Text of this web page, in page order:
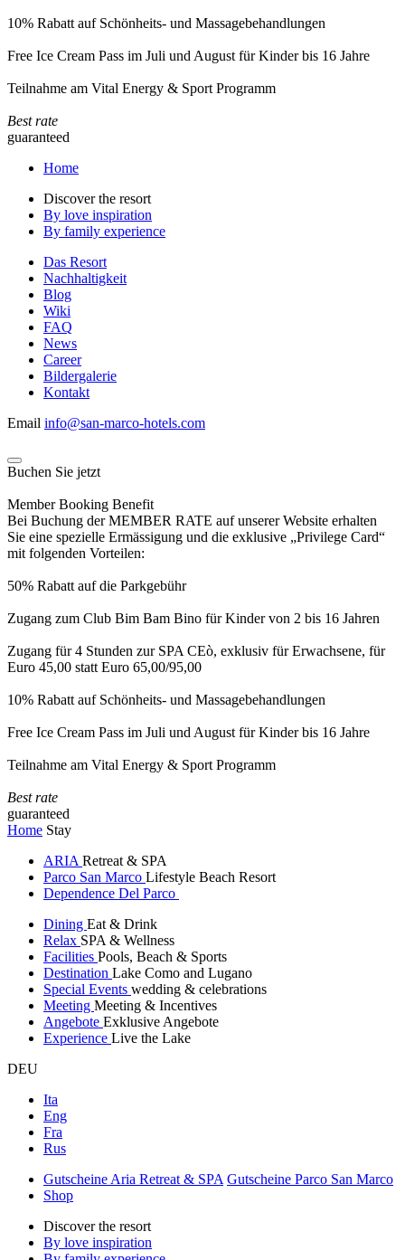
10% Rabatt auf Schönheits- und Massagebehandlungen
Free Ice Cream Pass im Juli und August für Kinder bis 16 Jahre
Teilnahme am Vital Energy & Sport Programm
Best rate
guaranteed
Home
Discover the resort
By love inspiration
By family experience
Das Resort
Nachhaltigkeit
Blog
Wiki
FAQ
News
Career
Bildergalerie
Kontakt
Email info@san-marco-hotels.com
Buchen Sie jetzt
Member Booking Benefit
Bei Buchung der MEMBER RATE auf unserer Website erhalten
Sie eine spezielle Ermässigung und die exklusive „Privilege Card“
mit folgenden Vorteilen:
50% Rabatt auf die Parkgebühr
Zugang zum Club Bim Bam Bino für Kinder von 2 bis 16 Jahren
Zugang für 4 Stunden zur SPA CEò, exklusiv für Erwachsene, für
Euro 45,00 statt Euro 65,00/95,00
10% Rabatt auf Schönheits- und Massagebehandlungen
Free Ice Cream Pass im Juli und August für Kinder bis 16 Jahre
Teilnahme am Vital Energy & Sport Programm
Best rate
guaranteed
Home Stay
ARIA Retreat & SPA
Parco San Marco Lifestyle Beach Resort
Dependence Del Parco
Dining Eat & Drink
Relax SPA & Wellness
Facilities Pools, Beach & Sports
Destination Lake Como and Lugano
Special Events wedding & celebrations
Meeting Meeting & Incentives
Angebote Exklusive Angebote
Experience Live the Lake
DEU
Ita
Eng
Fra
Rus
Gutscheine Aria Retreat & SPA Gutscheine Parco San Marco
Shop
Discover the resort
By love inspiration